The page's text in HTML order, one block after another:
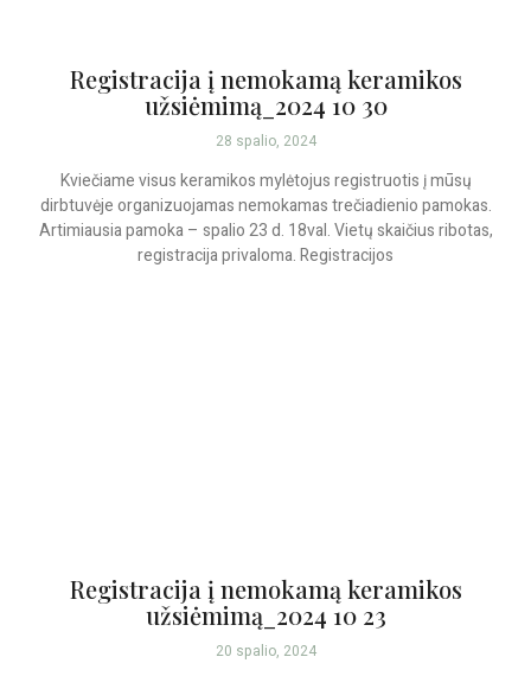
Registracija į nemokamą keramikos
užsiėmimą_2024 10 30
28 spalio, 2024
Kviečiame visus keramikos mylėtojus registruotis į mūsų
dirbtuvėje organizuojamas nemokamas trečiadienio pamokas.
Artimiausia pamoka – spalio 23 d. 18val. Vietų skaičius ribotas,
registracija privaloma. Registracijos
Registracija į nemokamą keramikos
užsiėmimą_2024 10 23
20 spalio, 2024